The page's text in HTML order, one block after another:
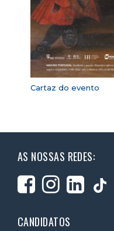
Cartaz do evento
AS NOSSAS REDES:
CANDIDATOS